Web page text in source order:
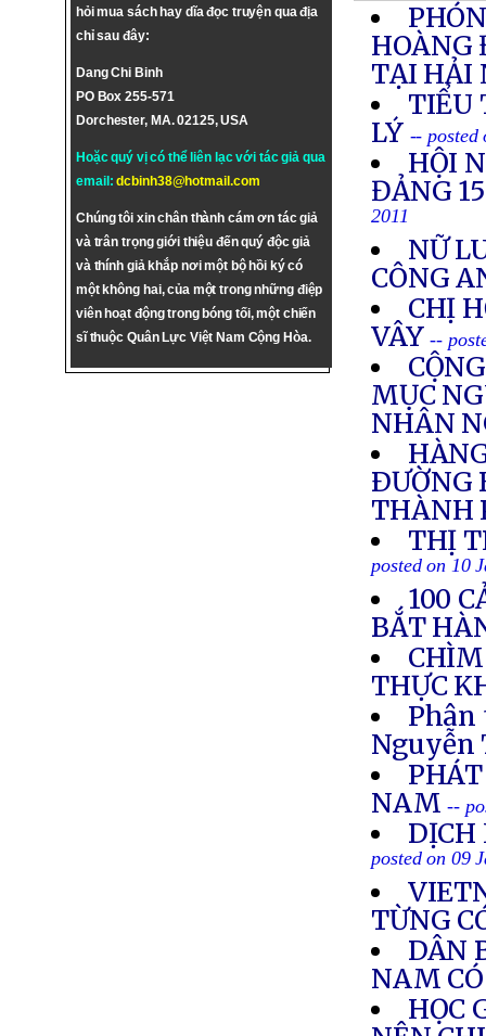
hỏi mua sách hay dĩa đọc truyện qua địa
chỉ sau đây:
Dang Chi Binh
PO Box 255-571
Dorchester, MA. 02125, USA
Hoặc quý vị có thể liên lạc với tác giả qua
email:dcbinh38@hotmail.com
Chúng tôi xin chân thành cám ơn tác giả
và trân trọng giới thiệu đến quý độc giả
và thính giả khắp nơi một bộ hồi ký có
một không hai, của một trong những điệp
viên hoạt động trong bóng tối, một chiến
sĩ thuộc Quân Lực Việt Nam Cộng Hòa.
HOÀNG
TẠI HẢI
TIỂU
LÝ -- posted
HỘI
ĐẢNG
2011
NỮ
CÔNG
CHỊ
VÂY--
MỤC
NHÂN
ÐƯỜNG
THÀNH
THỊ
posted on 10
100
BẮT
THỰC
Phân
Nguyễn
NAM--
DỊCH
posted on 09
TỪNG
DÂN
NAM
HỌC